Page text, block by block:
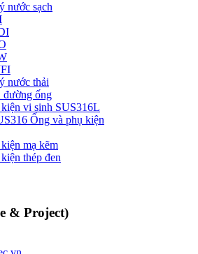
nước sạch
nước thải
đường ống
vi sinh SUS316L
Ống và phụ kiện
mạ kẽm
thép đen
& Project)